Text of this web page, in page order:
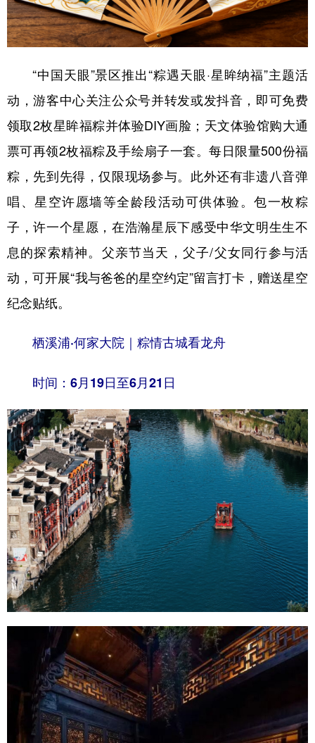
“中国天眼”景区推出“粽遇天眼·星眸纳福”主题活
动，游客中心关注公众号并转发或发抖音，即可免费
领取2枚星眸福粽并体验DIY画脸；天文体验馆购大通
票可再领2枚福粽及手绘扇子一套。每日限量500份福
粽，先到先得，仅限现场参与。此外还有非遗八音弹
唱、星空许愿墙等全龄段活动可供体验。包一枚粽
子，许一个星愿，在浩瀚星辰下感受中华文明生生不
息的探索精神。父亲节当天，父子/父女同行参与活
动，可开展“我与爸爸的星空约定”留言打卡，赠送星空
纪念贴纸。
栖溪浦·何家大院｜粽情古城看龙舟
时间：6月19日至6月21日